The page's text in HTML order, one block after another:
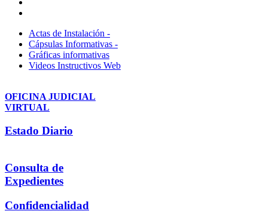
Actas de Instalación -
Cápsulas Informativas -
Gráficas informativas
Videos Instructivos Web
OFICINA JUDICIAL
VIRTUAL
Estado Diario
Consulta de
Expedientes
Confidencialidad